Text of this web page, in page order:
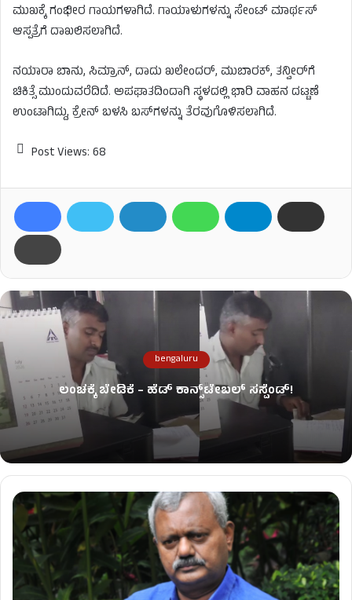
ಮುಖಕ್ಕೆ ಗಂಭೀರ ಗಾಯಗಳಾಗಿದೆ. ಗಾಯಾಳುಗಳನ್ನು ಸೇಂಟ್ ಮಾರ್ಥಸ್
ಆಸ್ಪತ್ರೆಗೆ ದಾಖಲಿಸಲಾಗಿದೆ.
ನಯಾರಾ ಬಾನು, ಸಿಮ್ರಾನ್, ದಾದು ಖಲೇಂದರ್, ಮುಬಾರಕ್, ತನ್ವೀರ್​​ಗೆ
ಚಿಕಿತ್ಸೆ ಮುಂದುವರೆದಿದೆ. ಅಪಘಾತದಿಂದಾಗಿ ಸ್ಥಳದಲ್ಲಿ ಭಾರಿ ವಾಹನ ದಟ್ಟಣೆ
ಉಂಟಾಗಿದ್ದು, ಕ್ರೇನ್ ಬಳಸಿ ಬಸ್‌ಗಳನ್ನು ತೆರವುಗೊಳಿಸಲಾಗಿದೆ.
Post Views: 68
bengaluru
ಲಂಚಕ್ಕೆ ಬೇಡಿಕೆ – ಹೆಡ್​ ಕಾನ್ಸ್​​​ಟೇಬಲ್ ಸಸ್ಪೆಂಡ್‌!